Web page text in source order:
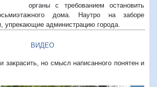
органы с требованием остановить
дома. Наутро на заборе
упрекающие администрацию города.
ВИДЕО
закрасить, но смысл написанного понятен и